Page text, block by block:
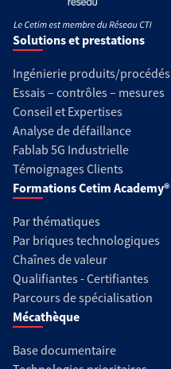
Solutions et prestations
Ingénierie produits/procédés
Essais – contrôles – mesures
Conseil et Expertises
Analyse de défaillance
Fablab 5G Industrielle
Témoignages Clients
Formations Cetim Academy®
Par thématiques
Par briques technologiques
Chaînes de valeur
Qualifiantes - Certifiantes
Parcours de spécialisation
Mécathèque
Base documentaire